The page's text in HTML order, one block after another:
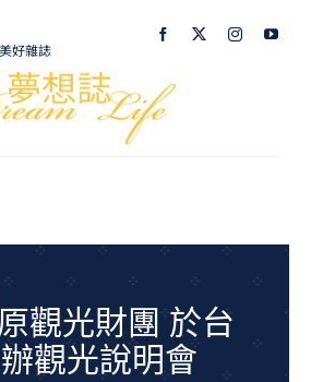
好雜誌
生活美學
觀光財團 於台
觀光說明會